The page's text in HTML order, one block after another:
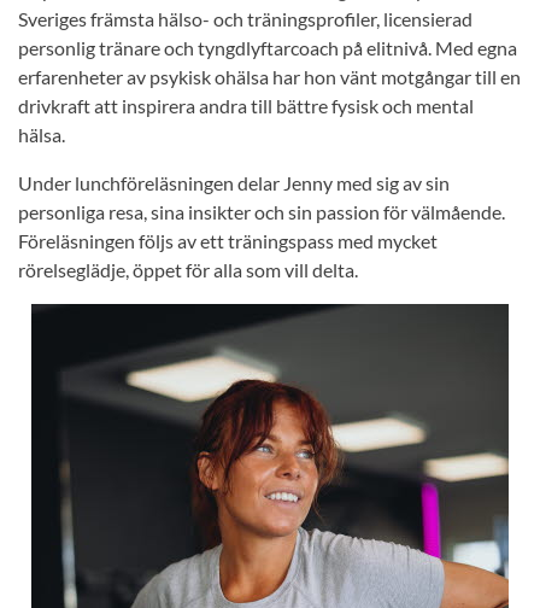
Sveriges främsta hälso- och träningsprofiler, licensierad
personlig tränare och tyngdlyftarcoach på elitnivå. Med egna
erfarenheter av psykisk ohälsa har hon vänt motgångar till en
drivkraft att inspirera andra till bättre fysisk och mental
hälsa.
Under lunchföreläsningen delar Jenny med sig av sin
personliga resa, sina insikter och sin passion för välmående.
Föreläsningen följs av ett träningspass med mycket
rörelseglädje, öppet för alla som vill delta.